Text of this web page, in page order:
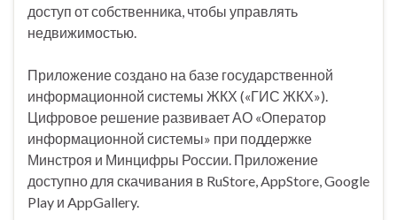
доступ от собственника, чтобы управлять
недвижимостью.
Приложение создано на базе государственной
информационной системы ЖКХ («ГИС ЖКХ»).
Цифровое решение развивает АО «Оператор
информационной системы» при поддержке
Минстроя и Минцифры России. Приложение
доступно для скачивания в RuStore, AppStore, Google
Play и AppGallery.